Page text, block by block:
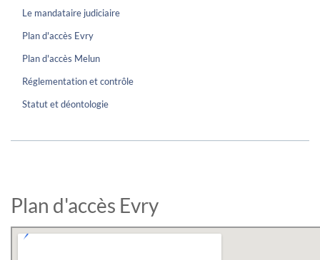
Le mandataire judiciaire
Plan d'accès Evry
Plan d'accès Melun
Réglementation et contrôle
Statut et déontologie
Plan d'accès Evry